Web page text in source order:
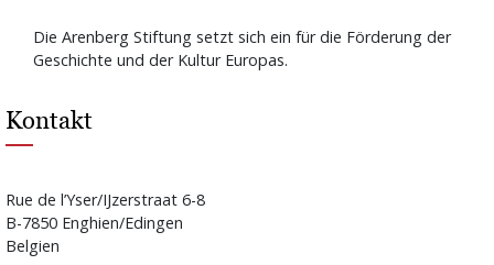
Die Arenberg Stiftung setzt sich ein für die Förderung der
Geschichte und der Kultur Europas.
Kontakt
Rue de l’Yser/IJzerstraat 6-8
B-7850 Enghien/Edingen
Belgien